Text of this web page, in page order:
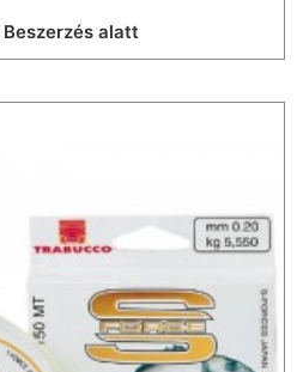
Beszerzés alatt